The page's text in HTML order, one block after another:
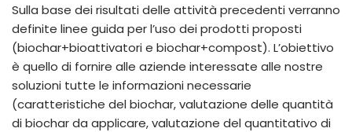
Sulla base dei risultati delle attività precedenti verranno
definite linee guida per l’uso dei prodotti proposti
(biochar+bioattivatori e biochar+compost). L’obiettivo
è quello di fornire alle aziende interessate alle nostre
soluzioni tutte le informazioni necessarie
(caratteristiche del biochar, valutazione delle quantità
di biochar da applicare, valutazione del quantitativo di